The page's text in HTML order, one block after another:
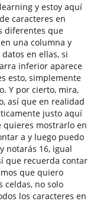
y estoy aquí
caracteres en
diferentes que
una columna y
en ellas, si
inferior aparece
esto, simplemente
Y por cierto, mira,
así que en realidad
justo aquí
mostrarlo en
a y luego puedo
notarás 16, igual
que recuerda contar
que quiero
celdas, no solo
los caracteres en